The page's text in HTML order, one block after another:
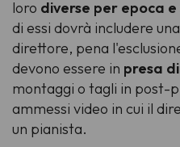
loro diverse per epoca e
di essi dovrà includere
direttore, pena
devono essere in presa
montaggi o tagli in post-
ammessi video in cui il
un pianista.